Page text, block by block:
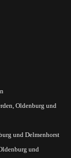
Oldenburg und
und Delmenhorst
und